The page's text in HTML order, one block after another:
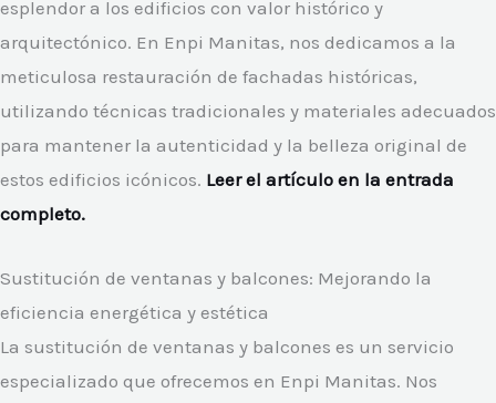
esplendor a los edificios con valor histórico y
arquitectónico. En Enpi Manitas, nos dedicamos a la
meticulosa restauración de fachadas históricas,
utilizando técnicas tradicionales y materiales adecuados
para mantener la autenticidad y la belleza original de
estos edificios icónicos. Leer el artículo en la entrada
completo.
Sustitución de ventanas y balcones: Mejorando la
eficiencia energética y estética
La sustitución de ventanas y balcones es un servicio
especializado que ofrecemos en Enpi Manitas. Nos